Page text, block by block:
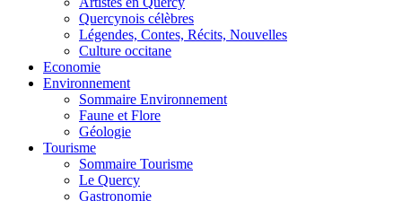
Quercynois célèbres
Légendes, Contes, Récits, Nouvelles
Culture occitane
Economie
Environnement
Sommaire Environnement
Faune et Flore
Géologie
Tourisme
Sommaire Tourisme
Le Quercy
Gastronomie